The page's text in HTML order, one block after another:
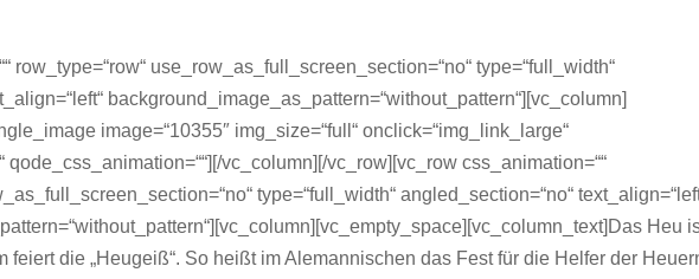
row_type=“row“ use_row_as_full_screen_section=“no“ type=“full_width“
background_image_as_pattern=“without_pattern“][vc_column]
image=“10355″ img_size=“full“ onclick=“img_link_large“
qode_css_animation=““][/vc_column][/vc_row][vc_row css_animation=““
type=“full_width“ angled_section=“no“
Heu
feiert die „Heugeiß“. So heißt im Alemannischen das Fest für die Helfer der